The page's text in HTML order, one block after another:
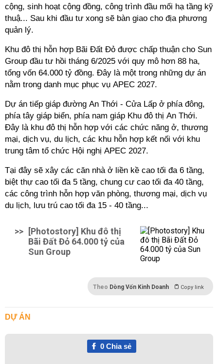
cộng, sinh hoạt cộng đồng, công trình đầu mối hạ tầng kỹ
thuậ... Sau khi đầu tư xong sẽ bàn giao cho địa phương
quản lý.
Khu đô thị hỗn hợp Bãi Đất Đỏ được chấp thuận cho Sun
Group đầu tư hồi tháng 6/2025 với quy mô hơn 88 ha,
tổng vốn 64.000 tỷ đồng. Đây là một trong những dự án
nằm trong danh mục phục vụ APEC 2027.
Dự án tiếp giáp đường An Thới - Cửa Lấp ở phía đông,
phía tây giáp biển, phía nam giáp Khu đô thị An Thới.
Đây là khu đô thị hỗn hợp với các chức năng ở, thương
mại, dịch vụ, du lịch, các khu hỗn hợp kết nối với khu
trung tâm tổ chức Hội nghị APEC 2027.
Tại đây sẽ xây các căn nhà ở liền kề cao tối đa 6 tầng,
biệt thự cao tối đa 5 tầng, chung cư cao tối đa 40 tầng,
các công trình hỗn hợp văn phòng, thương mại, dịch vụ
du lịch, lưu trú cao tối đa 15 - 40 tầng...
>>
[Photostory] Khu đô thị
Bãi Đất Đỏ 64.000 tỷ của
Sun Group
Theo Dòng Vốn Kinh Doanh Copy link
DỰ ÁN
0Chia sẻ